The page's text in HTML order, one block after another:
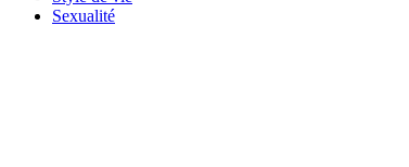
Sexualité